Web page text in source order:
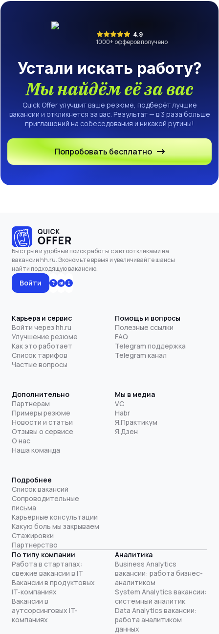
4.9
1000+ офферов получено
Устали искать работу?
Мы найдём её за вас
Quick Offer улучшит ваше резюме, подберёт лучшие
вакансии и откликнется за вас. Результат — в 3 раза больше
приглашений на собеседования и никакой рутины!
Попробовать бесплатно
Быстрый и удобный поиск работы с автооткликами на
вакансии hh.ru. Экономьте время и увеличивайте шансы
найти подходящую вакансию.
Войти
Карьера и сервис
Войти через hh.ru
Улучшение резюме
Как это работает
Список тарифов
Частые вопросы
Помощь и вопросы
Полезные ссылки
FAQ
Telegram поддержка
Telegram канал
Дополнительно
Партнерам
Примеры резюме
Новости и статьи
Отзывы о сервисе
О нас
Наша команда
Мы в медиа
VC
Habr
Я.Практикум
Я.Дзен
Подробнее
Список вакансий
Сопроводительные
письма
Карьерные консультации
Какую боль мы закрываем
Стажировки
Партнерство
По типу компании
Работа в стартапах:
свежие вакансии в IT
Вакансии в продуктовых
IT-компаниях
Вакансии в
аутсорсинговых IT-
компаниях
Аналитика
Business Analytics
вакансии: работа бизнес-
аналитиком
System Analytics вакансии:
системный аналитик
Data Analytics вакансии:
работа аналитиком
данных